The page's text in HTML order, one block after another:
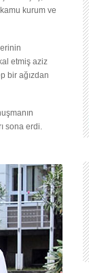
kurum ve
etmiş aziz
bir ağızdan
sona erdi.